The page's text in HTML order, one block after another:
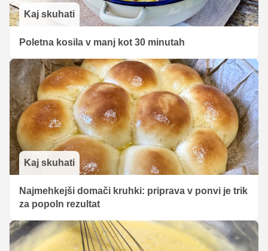
Kaj skuhati
Poletna kosila v manj kot 30 minutah
Kaj skuhati
Najmehkejši domači kruhki: priprava v ponvi je trik
za popoln rezultat